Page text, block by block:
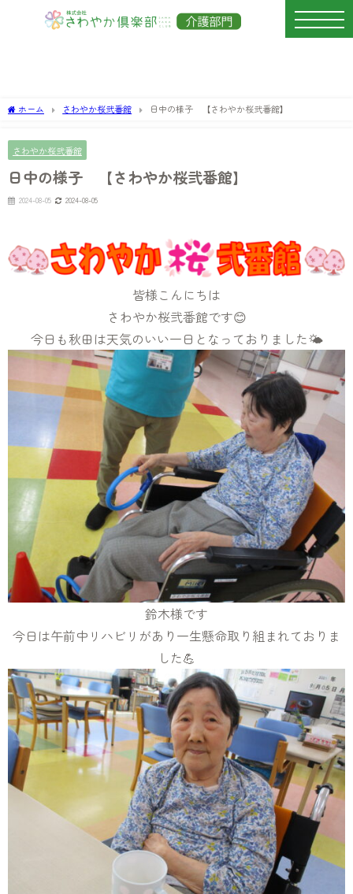
ホーム さわやか桜弐番館 日中の様子 【さわやか桜弐番館】
さわやか桜弐番館
日中の様子 【さわやか桜弐番館】
2024-08-05 2024-08-05
皆様こんにちは
さわやか桜弐番館です😊
今日も秋田は天気のいい一日となっておりました🌤
鈴木様です
今日は午前中リハビリがあり一生懸命取り組まれておりま
した💪